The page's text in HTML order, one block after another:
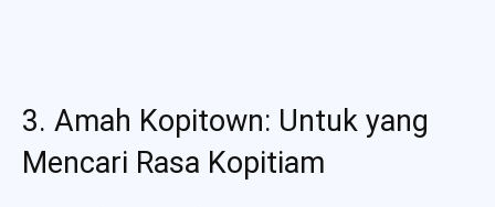
3. Amah Kopitown: Untuk yang
Mencari Rasa Kopitiam